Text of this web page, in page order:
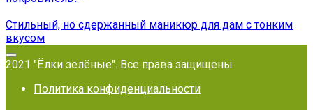
Стильный, но сдержанный маникюр для дам с тонким
вкусом
2021 "Ёлки зелёные". Все права защищены
Политика конфиденциальности